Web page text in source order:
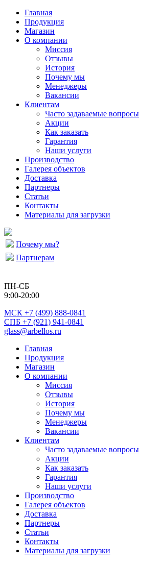
Главная
Продукция
Магазин
О компании
Миссия
Отзывы
История
Почему мы
Менеджеры
Вакансии
Клиентам
Часто задаваемые вопросы
Акции
Как заказать
Гарантия
Наши услуги
Производство
Галерея объектов
Доставка
Партнеры
Статьи
Контакты
Материалы для загрузки
Почему мы?
Партнерам
ПН-СБ
9:00-20:00
МСК +7 (499) 888-0841
СПБ +7 (921) 941-0841
glass@arbellos.ru
Главная
Продукция
Магазин
О компании
Миссия
Отзывы
История
Почему мы
Менеджеры
Вакансии
Клиентам
Часто задаваемые вопросы
Акции
Как заказать
Гарантия
Наши услуги
Производство
Галерея объектов
Доставка
Партнеры
Статьи
Контакты
Материалы для загрузки